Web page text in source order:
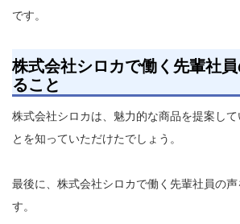
です。
株式会社シロカで働く先輩社
ること
株式会社シロカは、魅力的な商品を提案して
とを知っていただけたでしょう。
最後に、株式会社シロカで働く先輩社員の
す。